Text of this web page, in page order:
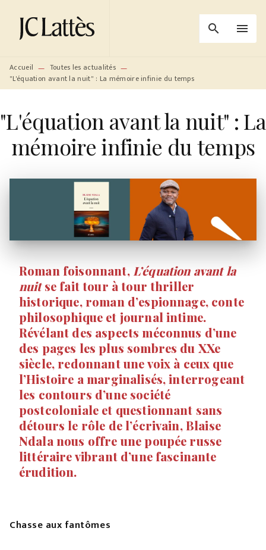
MENU RECHERCHE
PIED DE PAGE
search menu
Accueil — Toutes les actualités —
"L'équation avant la nuit" : La mémoire infinie du temps
"L'équation avant la nuit" : La
mémoire infinie du temps
Roman foisonnant, L’équation avant la
nuitse fait tour à tour thriller
historique, roman d’espionnage, conte
philosophique et journal intime.
Révélant des aspects méconnus d’une
des pages les plus sombres du XXe
siècle, redonnant une voix à ceux que
l’Histoire a marginalisés, interrogeant
les contours d’une société
postcoloniale et questionnant sans
détours le rôle de l’écrivain, Blaise
Ndala nous offre une poupée russe
littéraire vibrant d’une fascinante
érudition.
Chasse aux fantômes